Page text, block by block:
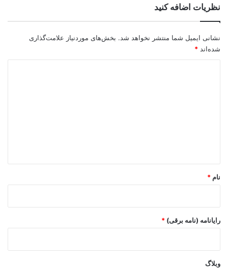
نظریات اضافه کنید
نشانی ایمیل شما منتشر نخواهد شد. بخش‌های موردنیاز علامت‌گذاری
شده‌اند *
نام *
رایانامه (نامه برقی) *
وبلاگ